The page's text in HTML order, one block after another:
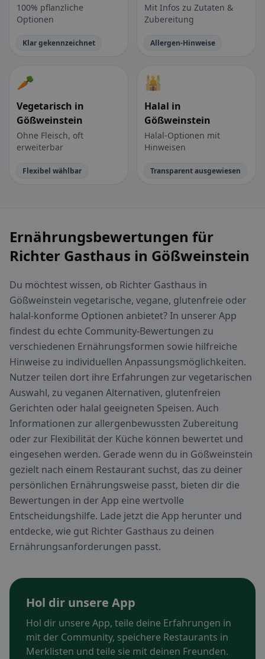
100% pflanzliche
Optionen
Klar gekennzeichnet
Mit Infos zu Zutaten &
Zubereitung
Allergen-Hinweise
🥕
Vegetarisch in
Gößweinstein
Ohne Fleisch, oft
erweiterbar
Flexibel wählbar
🕌
Halal in
Gößweinstein
Halal-Optionen mit
Hinweisen
Transparent ausgewiesen
Ernährungsbewertungen für
Richter Gasthaus in Gößweinstein
Du möchtest wissen, ob Richter Gasthaus in
Gößweinstein vegetarische, vegane, glutenfreie oder
halal-konforme Optionen anbietet? In unserer App
findest du echte Community-Bewertungen zu
verschiedenen Ernährungsformen sowie hilfreiche
Hinweise zu individuellen Anpassungsmöglichkeiten.
Nutzer teilen dort ihre Erfahrungen zur vegetarischen
Auswahl, zu veganen Alternativen, glutenfreien
Gerichten oder halal geeigneten Speisen. Auch
Informationen zur allergenbewussten Zubereitung
oder zur Flexibilität der Küche können bewertet und
eingesehen werden. Gerade wenn du in Gößweinstein
gezielt nach einem Restaurant suchst, das zu deiner
persönlichen Ernährungsweise passt, bieten dir die
Bewertungen in der App eine wertvolle
Entscheidungshilfe. Lade jetzt die App herunter und
entdecke, wie gut Richter Gasthaus zu deinen
Ernährungsanforderungen passt.
Hol dir unsere App
Hol dir unsere App, teile deine Erfahrungen in
mit der Community, speichere Restaurants in
Merklisten und teile sie mit deinen Freunden.